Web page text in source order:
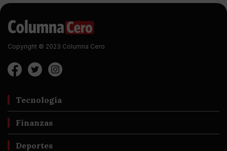
Copyright © 2023 Columna Cero
Tecnología
Finanzas
Deportes